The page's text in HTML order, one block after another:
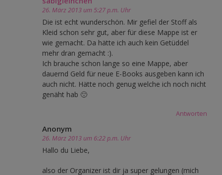
26. März 2013 um 5:27 p.m. Uhr
Die ist echt wunderschön. Mir gefiel der Stoff als
Kleid schon sehr gut, aber für diese Mappe ist er
wie gemacht. Da hätte ich auch kein Getüddel
mehr dran gemacht :).
Ich brauche schon lange so eine Mappe, aber
dauernd Geld für neue E-Books ausgeben kann ich
auch nicht. Hätte noch genug welche ich noch nicht
genäht hab 🙁
Antworten
Anonym
26. März 2013 um 6:22 p.m. Uhr
Hallo du Liebe,
also der Organizer ist dir ja super gelungen (mich